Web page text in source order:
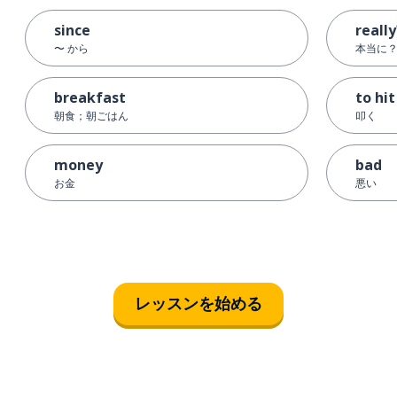
since
〜 から
breakfast
朝食；朝ごはん
money
お金
本当に
to hit
叩く
bad
悪い
レッスンを始める